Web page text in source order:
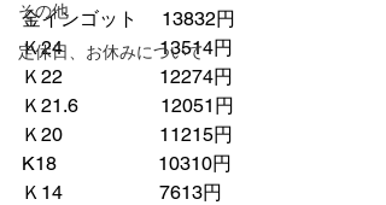
その他
定休日、お休みについて
金インゴット　 13832円
Ｋ24　　　　　13514円
Ｋ22　　　　　12274円
Ｋ21.6　　　　 12051円
Ｋ20　　　　　11215円
K18　　　　　 10310円
Ｋ14　　　　　7613円